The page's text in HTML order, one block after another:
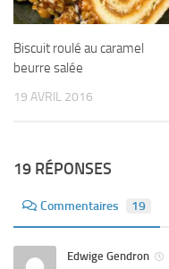
Biscuit roulé au caramel
beurre salée
19 AVRIL 2016
19 RÉPONSES
Commentaires 19
Edwige Gendron